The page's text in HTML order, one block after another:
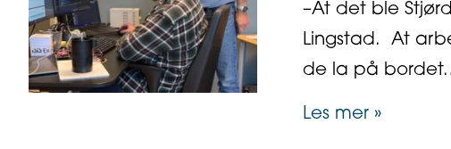
–At det ble
Lingstad. At
de la på
Les mer »